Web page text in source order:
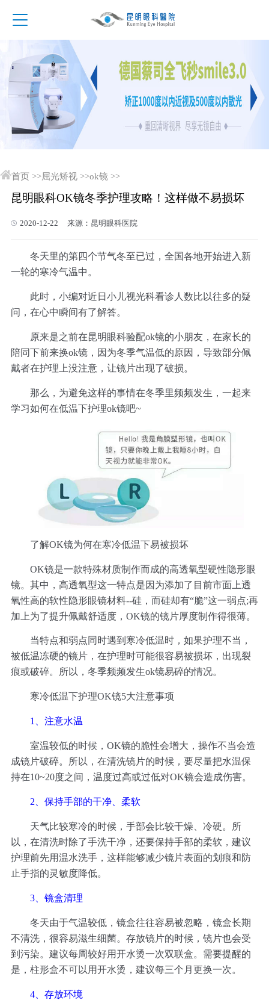
首页 >>屈光矫视 >>ok镜 >>
昆明眼科OK镜冬季护理攻略！这样做不易损坏
2020-12-22 来源：昆明眼科医院
冬天里的第四个节气冬至已过，全国各地开始进入新
一轮的寒冷气温中。
此时，小编对近日小儿视光科看诊人数比以往多的疑
问，在心中瞬间有了解答。
原来是之前在昆明眼科验配ok镜的小朋友，在家长的
陪同下前来换ok镜，因为冬季气温低的原因，导致部分佩
戴者在护理上没注意，让镜片出现了破损。
那么，为避免这样的事情在冬季里频频发生，一起来
学习如何在低温下护理ok镜吧~
了解OK镜为何在寒冷低温下易被损坏
OK镜是一款特殊材质制作而成的高透氧型硬性隐形眼
镜。其中，高透氧型这一特点是因为添加了目前市面上透
氧性高的软性隐形眼镜材料--硅，而硅却有“脆”这一弱点;再
加上为了提升佩戴舒适度，OK镜的镜片厚度制作得很薄。
当特点和弱点同时遇到寒冷低温时，如果护理不当，
被低温冻硬的镜片，在护理时可能很容易被损坏，出现裂
痕或破碎。所以，冬季频频发生ok镜易碎的情况。
寒冷低温下护理OK镜5大注意事项
1、注意水温
室温较低的时候，OK镜的脆性会增大，操作不当会造
成镜片破碎。所以，在清洗镜片的时候，要尽量把水温保
持在10~20度之间，温度过高或过低对OK镜会造成伤害。
2、保持手部的干净、柔软
天气比较寒冷的时候，手部会比较干燥、冷硬。所
以，在清洗时除了手洗干净，还要保持手部的柔软，建议
护理前先用温水洗手，这样能够减少镜片表面的划痕和防
止手指的灵敏度降低。
3、镜盒清理
冬天由于气温较低，镜盒往往容易被忽略，镜盒长期
不清洗，很容易滋生细菌。存放镜片的时候，镜片也会受
到污染。建议每周较好用开水烫一次双联盒。需要提醒的
是，柱形盒不可以用开水烫，建议每三个月更换一次。
4、存放环境